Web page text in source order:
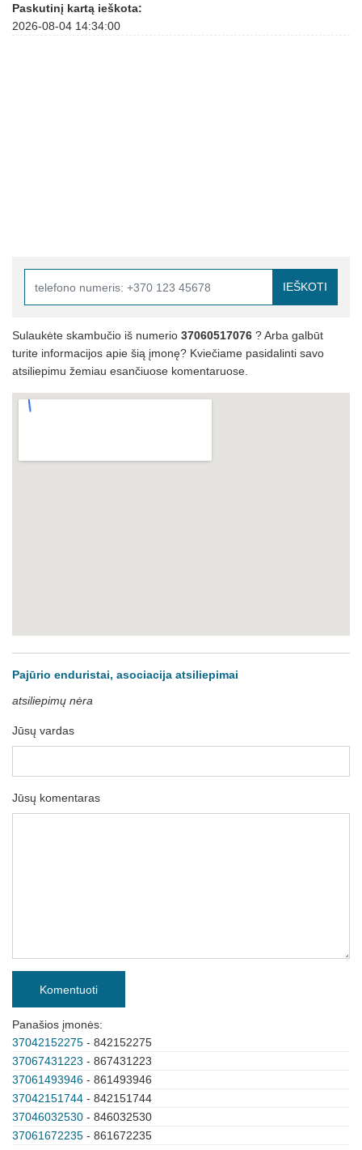
Paskutinį kartą ieškota:
2026-08-04 14:34:00
IEŠKOTI
Sulaukėte skambučio iš numerio 37060517076 ? Arba galbūt
turite informacijos apie šią įmonę? Kviečiame pasidalinti savo
atsiliepimu žemiau esančiuose komentaruose.
Pajūrio enduristai, asociacija atsiliepimai
atsiliepimų nėra
Jūsų vardas
Jūsų komentaras
Komentuoti
Panašios įmonės:
37042152275 - 842152275
37067431223 - 867431223
37061493946 - 861493946
37042151744 - 842151744
37046032530 - 846032530
37061672235 - 861672235